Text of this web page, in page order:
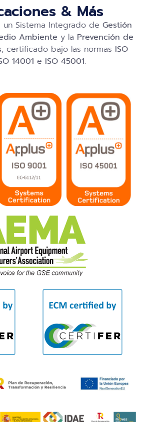
& Más
Sistema Integrado de Gestión
Ambiente y la Prevención de
, certificado bajo las normas ISO
14001 e ISO 45001.